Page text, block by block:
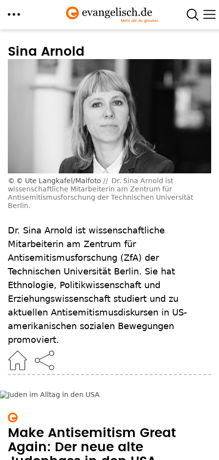
zum
Sina Arnold
© Ute Langkafel/Maifoto
Dr. Sina Arnold ist
wissenschaftliche Mitarbeiterin am Zentrum für
Antisemitismusforschung der Technischen Universität
Berlin.
Dr. Sina Arnold ist wissenschaftliche
Mitarbeiterin am Zentrum für
Antisemitismusforschung (ZfA) der
Technischen Universität Berlin. Sie hat
Ethnologie, Politikwissenschaft und
Erziehungswissenschaft studiert und zu
aktuellen Antisemitismusdiskursen in US-
amerikanischen sozialen Bewegungen
promoviert.
Make Antisemitism Great
Again: Der neue alte